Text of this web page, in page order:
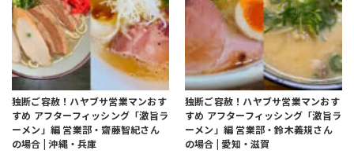
独断ご容赦！ハヤブサ営業マンおす
すめ アフターフィッシング「激旨ラ
ーメン」編 営業部・齋藤智紀さん
の場合 | 沖縄・兵庫
独断ご容赦！ハヤブサ営業マンおす
すめ アフターフィッシング「激旨ラ
ーメン」編 営業部・鈴木義規さん
の場合 | 愛知・滋賀